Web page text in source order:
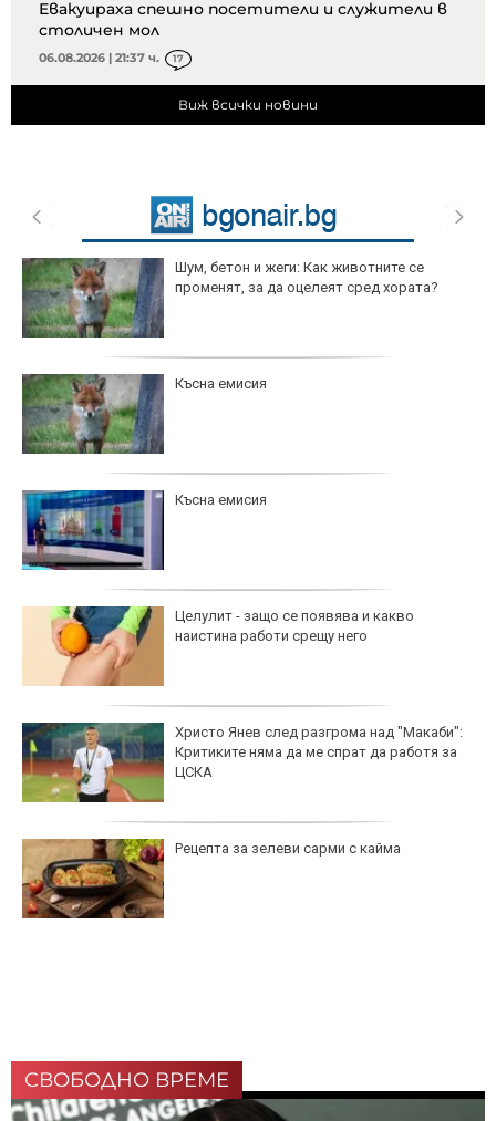
Евакуираха спешно посетители и служители в
столичен мол
06.08.2026 | 21:37 ч. 17
Виж всички новини
Шум, бетон и жеги: Как животните се
променят, за да оцелеят сред хората?
Късна емисия
Късна емисия
Целулит - защо се появява и какво
наистина работи срещу него
Христо Янев след разгрома над "Макаби":
Критиките няма да ме спрат да работя за
ЦСКА
Рецепта за зелеви сарми с кайма
СВОБОДНО ВРЕМЕ